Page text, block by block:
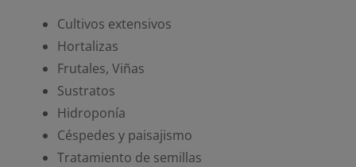
Cultivos extensivos
Hortalizas
Frutales, Viñas
Sustratos
Hidroponía
Céspedes y paisajismo
Tratamiento de semillas